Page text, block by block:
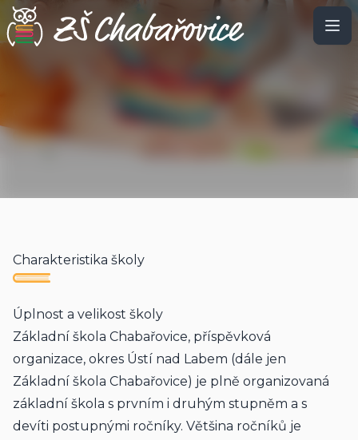
Charakteristika školy
Úplnost a velikost školy
Základní škola Chabařovice, příspěvková
organizace, okres Ústí nad Labem (dále jen
Základní škola Chabařovice) je plně organizovaná
základní škola s prvním i druhým stupněm a s
devíti postupnými ročníky. Většina ročníků je